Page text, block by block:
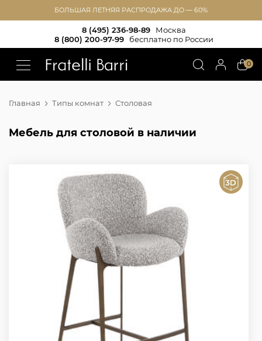
БОЛЬШАЯ ЛЕТНЯЯ РАСПРОДАЖА ДО — 60%
8 (495) 236-98-89
Москва
8 (800) 200-97-99
бесплатно по России
0
Главная Типы комнат Столовая
Мебель для столовой в наличии